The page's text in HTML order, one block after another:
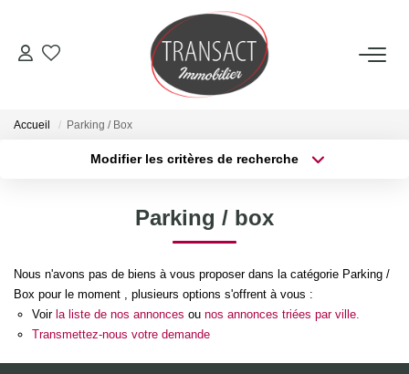
ACCUEIL
NOTRE AGENCE
Accueil Parking / Box
Modifier les critères de recherche
Budget max Plus de critères
Parking / box
Nous n'avons pas de biens à vous proposer dans la catégorie Parking /
Box pour le moment , plusieurs options s'offrent à vous :
Voir la liste de nos annonces ou nos annonces triées par ville.
Transmettez-nous votre demande